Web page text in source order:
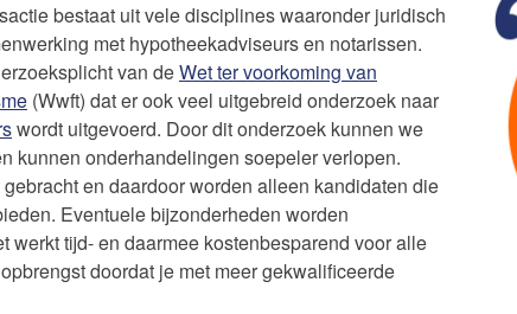
bestaat uit vele disciplines waaronder juridisch
met hypotheekadviseurs en notarissen.
van deWet ter voorkoming van
(Wwft) dat er ook veel uitgebreid onderzoek naar
wordt uitgevoerd. Door dit onderzoek kunnen we
kunnen onderhandelingen soepeler verlopen.
en daardoor worden alleen kandidaten die
Eventuele bijzonderheden worden
werkt tijd- en daarmee kostenbesparend voor alle
doordat je met meer gekwalificeerde